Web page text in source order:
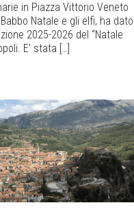
in Piazza Vittorio Veneto
Natale e gli elfi, ha dato
2025-2026 del “Natale
E’ stata […]